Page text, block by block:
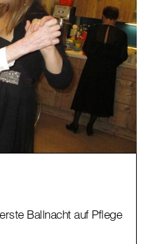
Ballnacht auf Pflege